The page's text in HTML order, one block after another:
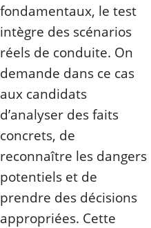
fondamentaux, le test
intègre des scénarios
réels de conduite. On
demande dans ce cas
aux candidats
d’analyser des faits
concrets, de
reconnaître les dangers
potentiels et de
prendre des décisions
appropriées. Cette